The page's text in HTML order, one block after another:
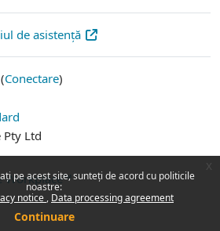
pe acest site, sunteți de acord cu politicile
noastre:
notice Data processing agreement
Continuare
de asistență
Conectare)
Ltd
Workplace™